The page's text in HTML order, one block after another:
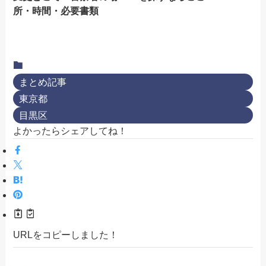
所・時間・必要書類
まとめ記事
東京都
目黒区
よかったらシェアしてね！
URLをコピーしました！